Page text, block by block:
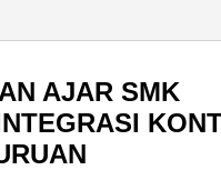
AJAR SMK